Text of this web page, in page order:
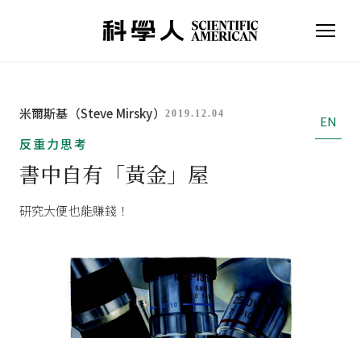
米爾斯基（Steve Mirsky） 2019.12.04
EN
反重力思考
書中自有「黃金」屋
研究大便也能賺錢！